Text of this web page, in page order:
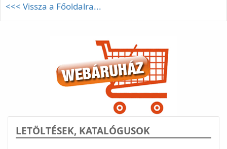
<<< Vissza a Főoldalra...
LETÖLTÉSEK, KATALÓGUSOK